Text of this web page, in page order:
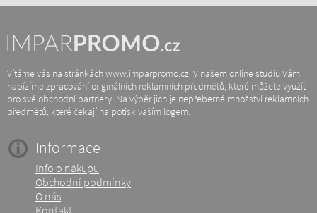
Vítáme vás na stránkách www.imparpromo.cz. V našem online studiu Vám
nabízíme zpracování originálních reklamních předmětů, které můžete využít
pro své obchodní partnery. Na výběr jich je nepřeberné množství reklamních
předmětů, které čekají na potisk vaším logem.
Informace
Info o nákupu
Obchodní podmínky
O nás
Kontakt